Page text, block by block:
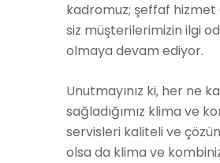
kadromuz; şeffaf hizmet
siz müşterilerimizin ilgi
olmaya devam ediyor.
Unutmayınız ki, her ne
sağladığımız klima ve
servisleri kaliteli ve
olsa da klima ve